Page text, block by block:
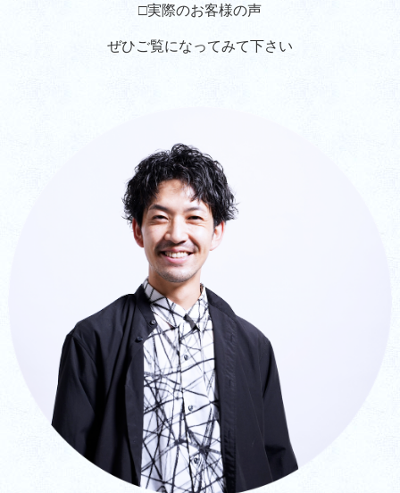
□実際のお客様の声
ぜひご覧になってみて下さい